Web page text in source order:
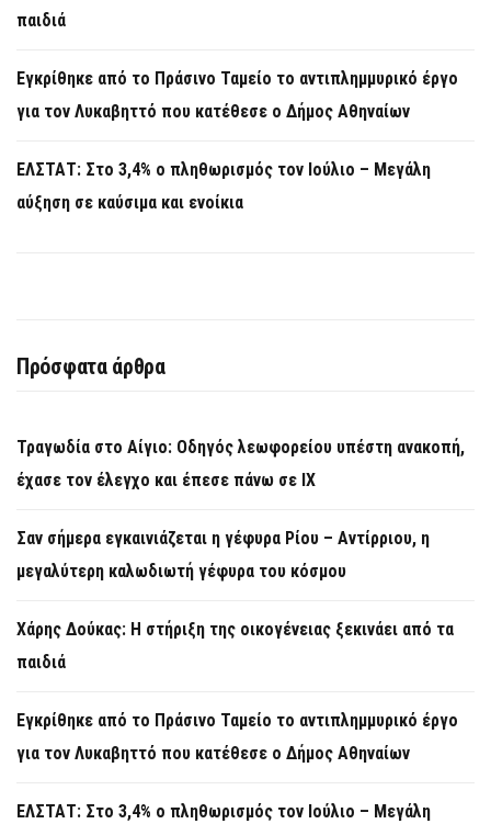
παιδιά
Εγκρίθηκε από το Πράσινο Ταμείο το αντιπλημμυρικό έργο
για τον Λυκαβηττό που κατέθεσε ο Δήμος Αθηναίων
ΕΛΣΤΑΤ: Στο 3,4% ο πληθωρισμός τον Ιούλιο – Μεγάλη
αύξηση σε καύσιμα και ενοίκια
Πρόσφατα άρθρα
Τραγωδία στο Αίγιο: Οδηγός λεωφορείου υπέστη ανακοπή,
έχασε τον έλεγχο και έπεσε πάνω σε ΙΧ
Σαν σήμερα εγκαινιάζεται η γέφυρα Ρίου – Αντίρριου, η
μεγαλύτερη καλωδιωτή γέφυρα του κόσμου
Χάρης Δούκας: Η στήριξη της οικογένειας ξεκινάει από τα
παιδιά
Εγκρίθηκε από το Πράσινο Ταμείο το αντιπλημμυρικό έργο
για τον Λυκαβηττό που κατέθεσε ο Δήμος Αθηναίων
ΕΛΣΤΑΤ: Στο 3,4% ο πληθωρισμός τον Ιούλιο – Μεγάλη